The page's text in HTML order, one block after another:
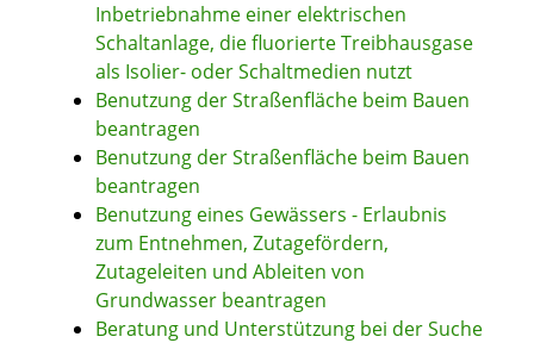
Inbetriebnahme einer elektrischen
Schaltanlage, die fluorierte Treibhausgase
als Isolier- oder Schaltmedien nutzt
Benutzung der Straßenfläche beim Bauen
beantragen
Benutzung der Straßenfläche beim Bauen
beantragen
Benutzung eines Gewässers - Erlaubnis
zum Entnehmen, Zutagefördern,
Zutageleiten und Ableiten von
Grundwasser beantragen
Beratung und Unterstützung bei der Suche